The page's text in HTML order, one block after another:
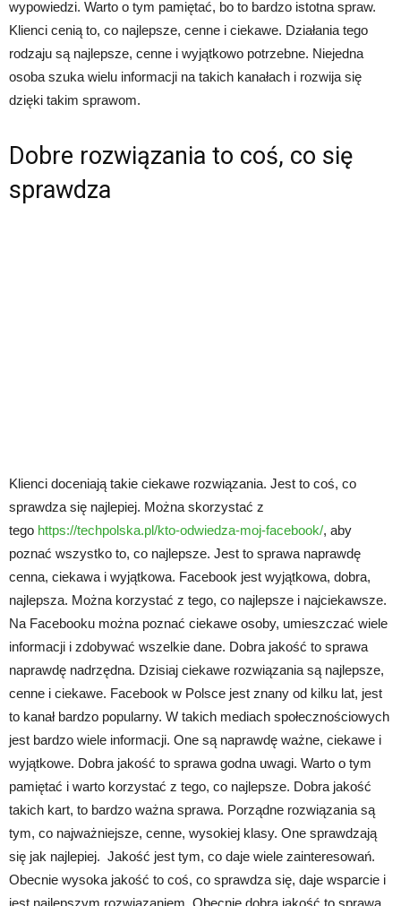
wypowiedzi. Warto o tym pamiętać, bo to bardzo istotna spraw.
Klienci cenią to, co najlepsze, cenne i ciekawe. Działania tego
rodzaju są najlepsze, cenne i wyjątkowo potrzebne. Niejedna
osoba szuka wielu informacji na takich kanałach i rozwija się
dzięki takim sprawom.
Dobre rozwiązania to coś, co się
sprawdza
Klienci doceniają takie ciekawe rozwiązania. Jest to coś, co
sprawdza się najlepiej. Można skorzystać z
tego https://techpolska.pl/kto-odwiedza-moj-facebook/, aby
poznać wszystko to, co najlepsze. Jest to sprawa naprawdę
cenna, ciekawa i wyjątkowa. Facebook jest wyjątkowa, dobra,
najlepsza. Można korzystać z tego, co najlepsze i najciekawsze.
Na Facebooku można poznać ciekawe osoby, umieszczać wiele
informacji i zdobywać wszelkie dane. Dobra jakość to sprawa
naprawdę nadrzędna. Dzisiaj ciekawe rozwiązania są najlepsze,
cenne i ciekawe. Facebook w Polsce jest znany od kilku lat, jest
to kanał bardzo popularny. W takich mediach społecznościowych
jest bardzo wiele informacji. One są naprawdę ważne, ciekawe i
wyjątkowe. Dobra jakość to sprawa godna uwagi. Warto o tym
pamiętać i warto korzystać z tego, co najlepsze. Dobra jakość
takich kart, to bardzo ważna sprawa. Porządne rozwiązania są
tym, co najważniejsze, cenne, wysokiej klasy. One sprawdzają
się jak najlepiej. Jakość jest tym, co daje wiele zainteresowań.
Obecnie wysoka jakość to coś, co sprawdza się, daje wsparcie i
jest najlepszym rozwiązaniem. Obecnie dobra jakość to sprawa